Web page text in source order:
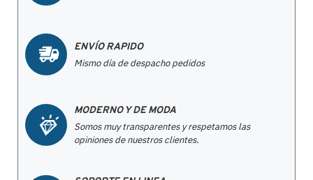
ENVÍO RAPIDO
Mismo día de despacho pedidos
MODERNO Y DE MODA
Somos muy transparentes y respetamos las
opiniones de nuestros clientes.